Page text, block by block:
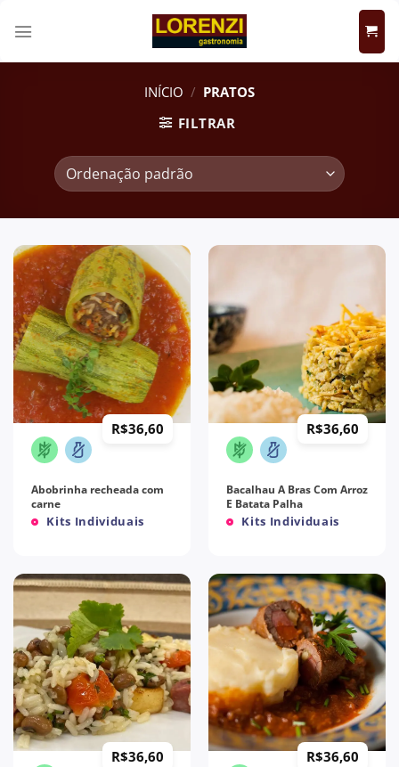
INÍCIO / PRATOS
FILTRAR
Kits Individuais
Abobrinha recheada com
carne
R$36,60
Kits Individuais
Bacalhau A Bras Com Arroz
E Batata Palha
R$36,60
R$36,60 R$36,60